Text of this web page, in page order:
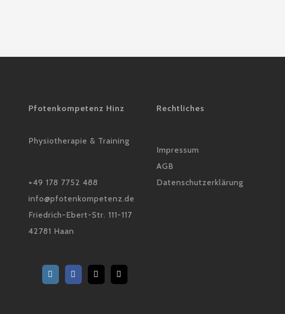
Pfotenkompetenz Hinz
Physiotherapie & Training
+49 178 7752 488
info@pfotenkompetenz.de
Friedrich-Ebert-Str. 111-117
42781 Haan
Rechtliches
Impressum
AGB
Datenschutzerklärung